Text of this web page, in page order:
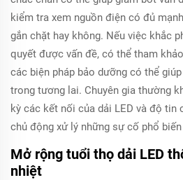
kiểm tra xem nguồn điện có đủ
gắn chặt hay không. Nếu việc khắc
quyết được vấn đề, có thể tham
các biện pháp bảo dưỡng có thể
trong tương lai. Chuyên gia thường
kỳ các kết nối của dải LED và độ tin
chủ động xử lý những sự cố phổ biến
Mở rộng tuổi thọ dải LED
nhiệt